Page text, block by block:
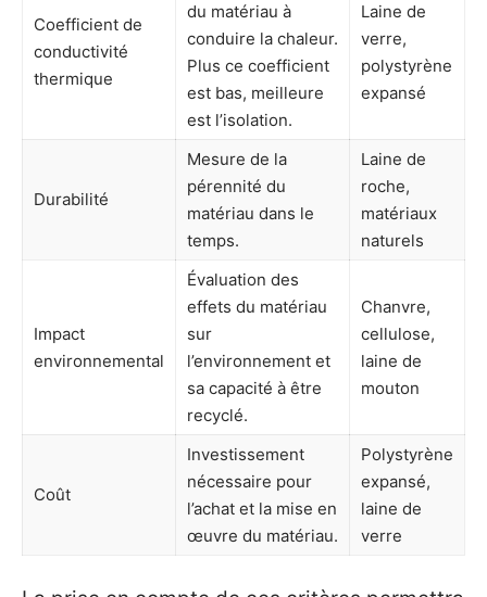
Coefficient de
conductivité
thermique
du matériau à
conduire la chaleur.
Plus ce coefficient
est bas, meilleure
est l’isolation.
Laine de
verre,
polystyrène
expansé
Durabilité
Mesure de la
pérennité du
matériau dans le
temps.
Laine de
roche,
matériaux
naturels
Impact
environnemental
Évaluation des
effets du matériau
sur
l’environnement et
sa capacité à être
recyclé.
Chanvre,
cellulose,
laine de
mouton
Coût
Investissement
nécessaire pour
l’achat et la mise en
œuvre du matériau.
Polystyrène
expansé,
laine de
verre